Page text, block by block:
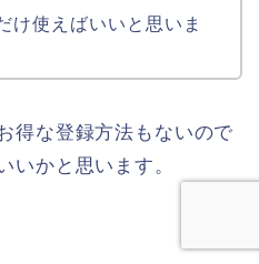
け使えばいいと思いま
得な登録方法もないので
いかと思います。